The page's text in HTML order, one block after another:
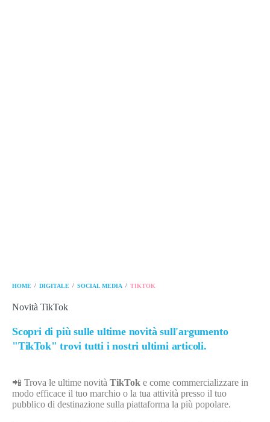
HOME / DIGITALE / SOCIAL MEDIA / TIKTOK
Novità TikTok
Scopri di più sulle ultime novità sull'argumento
"TikTok" trovi tutti i nostri ultimi articoli.
📲 Trova le ultime novità TikTok e come commercializzare in
modo efficace il tuo marchio o la tua attività presso il tuo
pubblico di destinazione sulla piattaforma la più popolare.